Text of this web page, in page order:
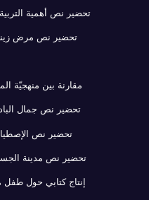
تحضير نص أهمية
تحضير نص مرض
مقارنة بين منهجيّة
تحضير نص جمال
تحضير نص
تحضير نص مدينة
إنتاج كتابي حول طفل